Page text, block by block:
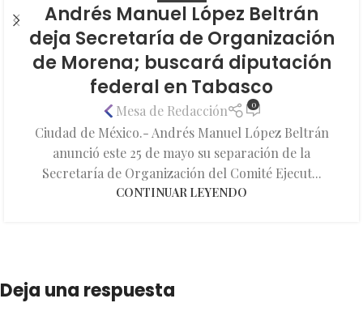
Andrés Manuel López Beltrán
deja Secretaría de Organización
de Morena; buscará diputación
federal en Tabasco
Mesa de Redacción 0
Ciudad de México.- Andrés Manuel López Beltrán
anunció este 25 de mayo su separación de la
Secretaría de Organización del Comité Ejecut...
CONTINUAR LEYENDO
Deja una respuesta